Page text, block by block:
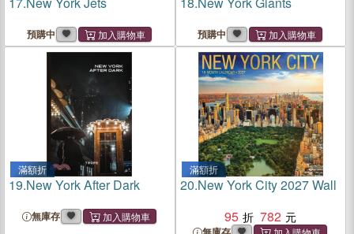
預購中 預購中
滿額折
19.New York After Dark
無庫存
滿額折
20.New York City 2027 Wall
95
782